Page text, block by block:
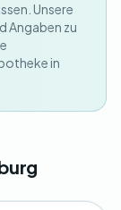
Unsere
Angaben zu
in